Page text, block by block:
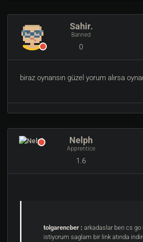
Sahir.
Banned
0
biraz oynansın güzel yorum alırsa
Nelph
Apprentice
1.6
tolgarencber : arkadaslar ben cs go
istiyorum saglam bir link atında